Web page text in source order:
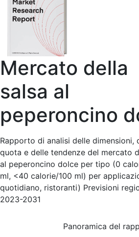
Mercato della
salsa al
peperoncino
Rapporto di analisi delle dimensioni,
quota e delle tendenze del mercato
al peperoncino dolce per tipo (0
ml, <40 calorie/100 ml) per
quotidiano, ristoranti) Previsioni
2023-2031
Panoramica del